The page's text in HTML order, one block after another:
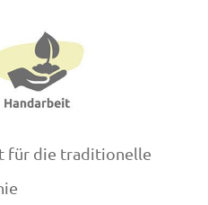
für die traditionelle